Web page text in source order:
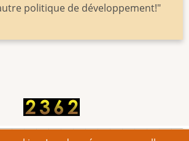
politique de développement!"